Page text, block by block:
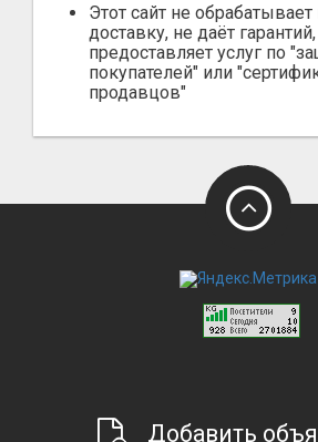
Этот сайт не
доставку, не даёт
предоставляет услуг по
покупателей" или
продавцов"
Добавить